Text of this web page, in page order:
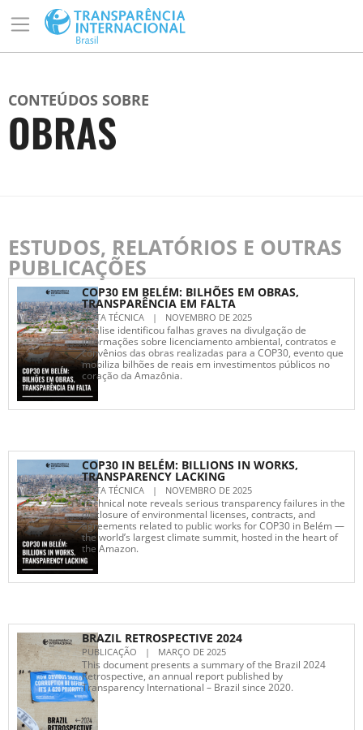
CONTEÚDOS SOBRE
OBRAS
ESTUDOS, RELATÓRIOS E OUTRAS
PUBLICAÇÕES
COP30 EM BELÉM: BILHÕES EM OBRAS,
TRANSPARÊNCIA EM FALTA
NOTA TÉCNICA | NOVEMBRO DE 2025
Análise identificou falhas graves na divulgação de
informações sobre licenciamento ambiental, contratos e
convênios das obras realizadas para a COP30, evento que
mobiliza bilhões de reais em investimentos públicos no
coração da Amazônia.
COP30 IN BELÉM: BILLIONS IN WORKS,
TRANSPARENCY LACKING
NOTA TÉCNICA | NOVEMBRO DE 2025
Technical note reveals serious transparency failures in the
disclosure of environmental licenses, contracts, and
agreements related to public works for COP30 in Belém —
the world’s largest climate summit, hosted in the heart of
the Amazon.
BRAZIL RETROSPECTIVE 2024
PUBLICAÇÃO | MARÇO DE 2025
This document presents a summary of the Brazil 2024
Retrospective, an annual report published by
Transparency International – Brazil since 2020.